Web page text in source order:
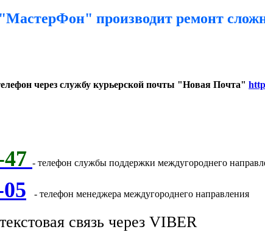
производит ремонт
через службу курьерской почты "Новая Почта"
- телефон службы поддержки междугороднего
- телефон менеджера междугороднего направления
связь через VIBER